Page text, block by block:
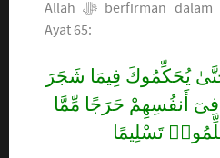
Allah ﷻ berfirman dalam Al-Qur’an Surat An-Nisa
Ayat 65:
يُحَكِّمُوكَ فِيمَا شَجَرَ
فِىٓ أَنفُسِهِمْ حَرَجًا مِّمَّا
تَسْلِيمًا